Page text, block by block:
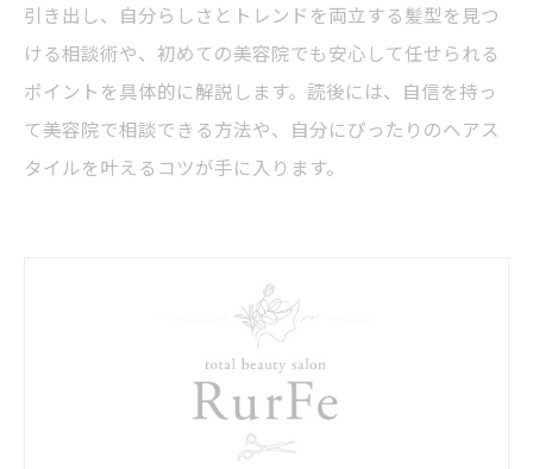
引き出し、自分らしさとトレンドを両立する髪型を見つ
ける相談術や、初めての美容院でも安心して任せられる
ポイントを具体的に解説します。読後には、自信を持っ
て美容院で相談できる方法や、自分にぴったりのヘアス
タイルを叶えるコツが手に入ります。